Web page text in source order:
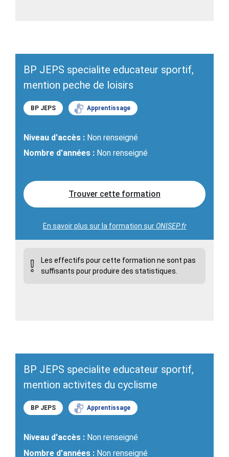
BP JEPS specialite educateur sportif,
mention peche de loisirs
BP JEPS Apprentissage
Niveau d'accès : Non renseigné
Nombre d'années : Non renseigné
Trouver cette formation
En savoir plus sur la formation surONISEP.fr
Les effectifs pour cette formation ne sont pas
suffisants pour produire des statistiques.
BP JEPS specialite educateur sportif,
mention activites du cyclisme
BP JEPS Apprentissage
Niveau d'accès : Non renseigné
Nombre d'années : Non renseigné